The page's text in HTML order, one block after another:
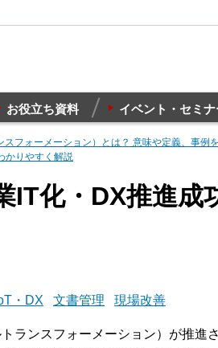
お役立ち資料 イベント・セミナ
スフォーメーション）とは？ 意味や定義、事例
かりやすく解説
IT化・DX推進
・DX 文書管理 現場改善
ランスフォーメーション）が推進さ